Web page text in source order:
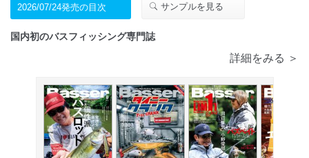
2026/07/24発売の目次 サンプルを見る
国内初のバスフィッシング専門誌
詳細をみる ＞